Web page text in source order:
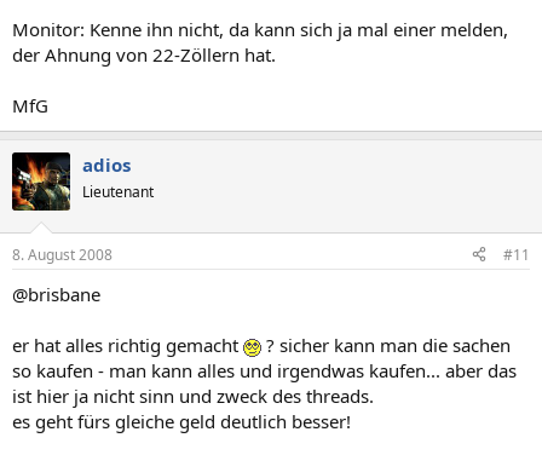
Monitor: Kenne ihn nicht, da kann sich ja mal einer melden,
der Ahnung von 22-Zöllern hat.
MfG
adios
Lieutenant
8. August 2008 #11
@brisbane
er hat alles richtig gemacht
? sicher kann man die sachen
so kaufen - man kann alles und irgendwas kaufen... aber das
ist hier ja nicht sinn und zweck des threads.
es geht fürs gleiche geld deutlich besser!